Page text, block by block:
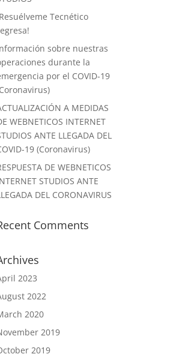
Tecnético
sobre nuestras
durante la
por el COVID-19
A MEDIDAS
WEBNETICOS INTERNET
ANTE LLEGADA DEL
19 (Coronavirus)
DE WEBNETICOS
STUDIOS ANTE
DEL CORONAVIRUS
Comments
2023
2022
2020
2019
2019